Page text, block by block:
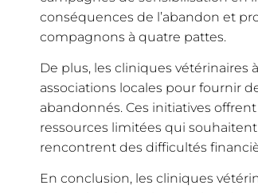
conséquences de l’abandon et
compagnons à quatre pattes.
De plus, les cliniques vétérinaires
associations locales pour fournir
abandonnés. Ces initiatives
ressources limitées qui
rencontrent des difficultés
En conclusion, les cliniques